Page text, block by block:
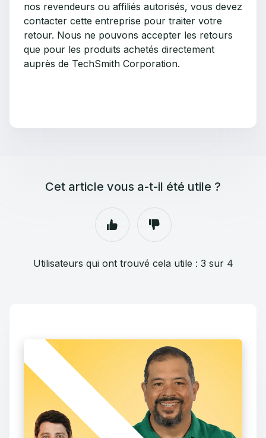
nos revendeurs ou affiliés autorisés, vous devez
contacter cette entreprise pour traiter votre
retour. Nous ne pouvons accepter les retours
que pour les produits achetés directement
auprès de TechSmith Corporation.
Cet article vous a-t-il été utile ?
Utilisateurs qui ont trouvé cela utile : 3 sur 4